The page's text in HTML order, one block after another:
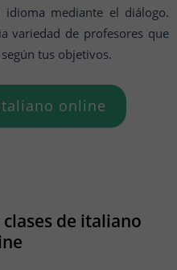
mediante el diálogo.
variedad de profesores que
tus objetivos.
online
de italiano